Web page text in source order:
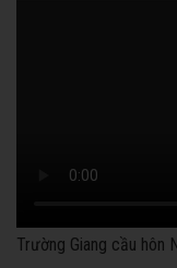
Trường Giang cầu hôn